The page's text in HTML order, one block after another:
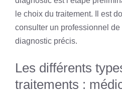
le choix du traitement. Il est
consulter un professionnel de
diagnostic précis.
Les différents
traitements :